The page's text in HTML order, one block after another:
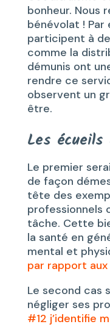
bonheur. Nous
bénévolat ! Par
participent à
comme la
démunis ont
rendre ce
observent un
être.
Les
Le premier
de façon
tête des
professionnels
tâche. Cette
la santé en
mental et
par rapport
Le second cas
négliger ses
#12 j’identifie